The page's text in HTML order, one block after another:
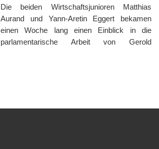
Die beiden Wirtschaftsjunioren Matthias
Aurand und Yann-Aretin Eggert bekamen
einen Woche lang einen Einblick in die
parlamentarische Arbeit von Gerold